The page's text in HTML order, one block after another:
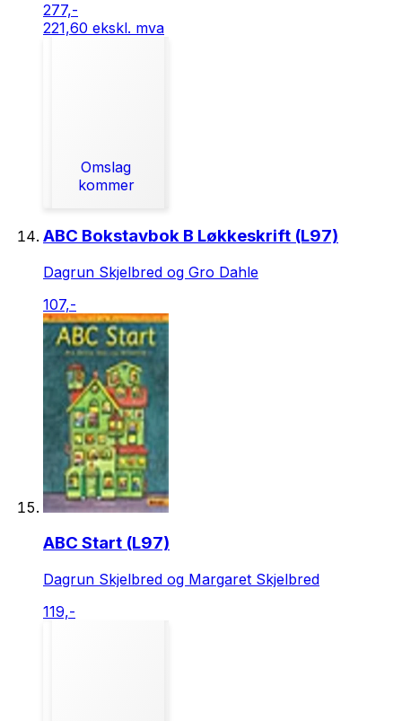
277,-
221,60 ekskl. mva
Omslag
kommer
ABC Bokstavbok B Løkkeskrift (L97)
Dagrun Skjelbred og Gro Dahle
107,-
ABC Start (L97)
Dagrun Skjelbred og Margaret Skjelbred
119,-